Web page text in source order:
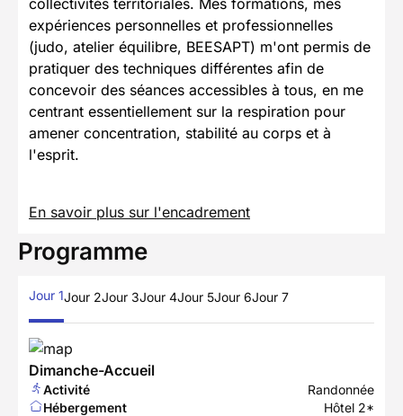
collectivités territoriales. Mes formations, mes
expériences personnelles et professionnelles
(judo, atelier équilibre, BEESAPT) m'ont permis de
pratiquer des techniques différentes afin de
concevoir des séances accessibles à tous, en me
centrant essentiellement sur la respiration pour
amener concentration, stabilité au corps et à
l'esprit.
En savoir plus sur l'encadrement
Programme
Jour 1Jour 2Jour 3Jour 4Jour 5Jour 6Jour 7
Dimanche-Accueil
Activité
Randonnée
Hébergement
Hôtel 2*